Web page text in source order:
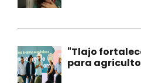
"Tlajo
para